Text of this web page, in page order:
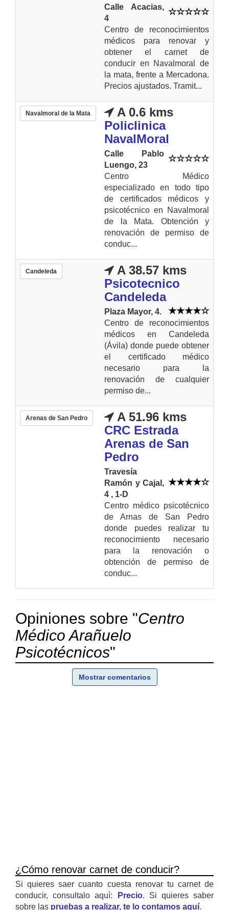
Calle Acacias,
4
Centro de reconocimientos
médicos para renovar y
obtener el carnet de
conducir en Navalmoral de
la mata, frente a Mercadona.
Precios ajustados. Tramit...
Navalmoral de la Mata
A 0.6 kms
Policlinica
NavalMoral
Calle Pablo
Luengo, 23
Centro Médico
especializado en todo tipo
de certificados médicos y
psicotécnico en Navalmoral
de la Mata. Obtención y
renovación de permiso de
conduc...
Candeleda
A 38.57 kms
Psicotecnico
Candeleda
Plaza Mayor, 4.
Centro de reconocimientos
médicos en Candeleda
(Ávila) donde puede obtener
el certificado médico
necesario para la
renovación de cualquier
permiso de...
Arenas de San Pedro
A 51.96 kms
CRC Estrada
Arenas de San
Pedro
Travesía
Ramón y Cajal,
4 , 1-D
Centro médico psicotécnico
de Arnas de San Pedro
donde puedes realizar tu
reconocimiento necesario
para la renovación o
obtención de permiso de
conduc...
Opiniones sobre "Centro
Médico Arañuelo
Psicotécnicos"
Mostrar comentarios
¿Cómo renovar carnet de conducir?
Si quieres saer cuanto cuesta renovar tu carnet de
conducir, consultalo aquí:
Precio. Si quieres saber
sobre las pruebas a realizar, te lo contamos aquí.